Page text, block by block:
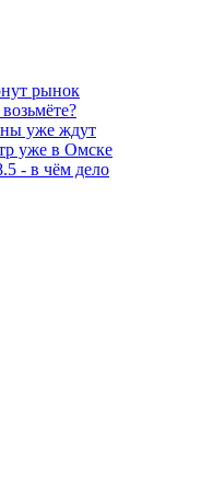
рынок
уже ждут
уже в Омске
- в чём дело